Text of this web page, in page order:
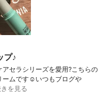
プ♪
セラシリーズを愛用?こちらの
ームです☺️いつもブログや
を見る